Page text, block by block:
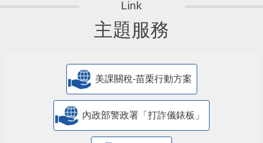
主題服務
美課關稅-苗栗行動方案
內政部警政署「打詐儀錶板」